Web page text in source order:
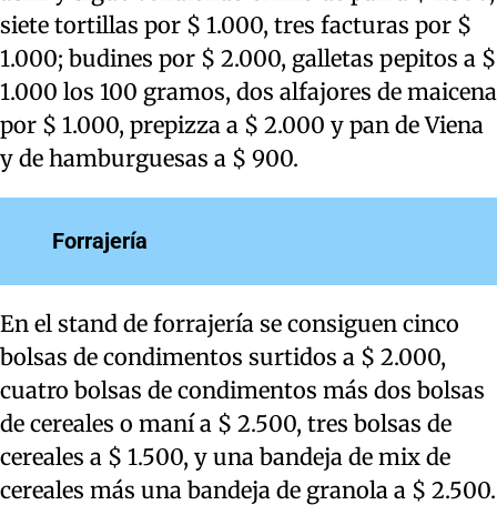
siete tortillas por $ 1.000, tres facturas por $
1.000; budines por $ 2.000, galletas pepitos a $
1.000 los 100 gramos, dos alfajores de maicena
por $ 1.000, prepizza a $ 2.000 y pan de Viena
y de hamburguesas a $ 900.
Forrajería
En el stand de forrajería se consiguen cinco
bolsas de condimentos surtidos a $ 2.000,
cuatro bolsas de condimentos más dos bolsas
de cereales o maní a $ 2.500, tres bolsas de
cereales a $ 1.500, y una bandeja de mix de
cereales más una bandeja de granola a $ 2.500.